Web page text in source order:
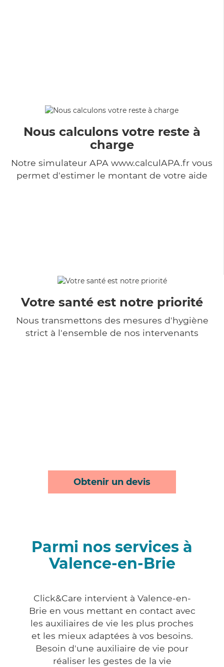
Nous calculons votre reste à
charge
Notre simulateur APA www.calculAPA.fr vous
permet d'estimer le montant de votre aide
Votre santé est notre priorité
Nous transmettons des mesures d'hygiène
strict à l'ensemble de nos intervenants
Obtenir un devis
Parmi nos services à
Valence-en-Brie
Click&Care intervient à Valence-en-
Brie en vous mettant en contact avec
les auxiliaires de vie les plus proches
et les mieux adaptées à vos besoins.
Besoin d'une auxiliaire de vie pour
réaliser les gestes de la vie